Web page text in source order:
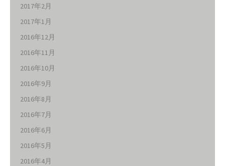
2017年2月
2017年1月
2016年12月
2016年11月
2016年10月
2016年9月
2016年8月
2016年7月
2016年6月
2016年5月
2016年4月